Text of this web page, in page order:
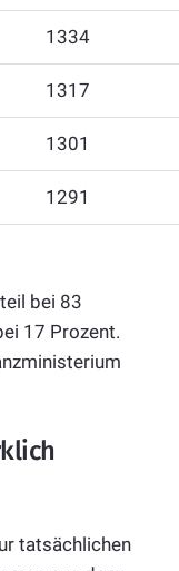
1334
1317
1301
1291
bei 83
bei 17 Prozent.
tatsächlichen